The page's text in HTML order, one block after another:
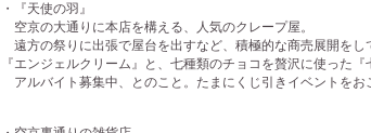
・『天使の羽』
空京の大通りに本店を構える、人気のクレープ屋。
遠方の祭りに出張で屋台を出すなど、積極的な商売展開を
『エンジェルクリーム』と、七種類のチョコを贅沢に使った『
アルバイト募集中、とのこと。たまにくじ引きイベントをお